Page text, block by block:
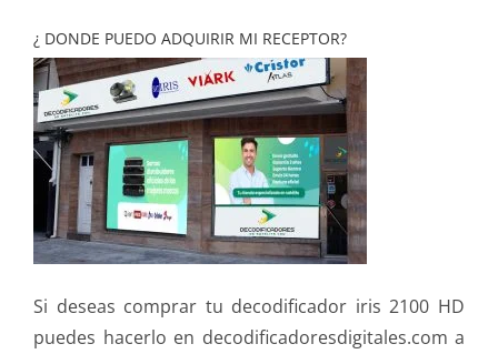
¿ DONDE PUEDO ADQUIRIR MI RECEPTOR?
Si deseas comprar tu decodificador iris 2100 HD
puedes hacerlo en decodificadoresdigitales.com a